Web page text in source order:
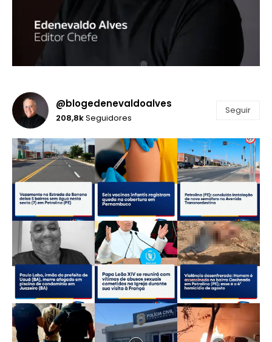
@blogedenevaldoalves
208,8kSeguidores
Seguir